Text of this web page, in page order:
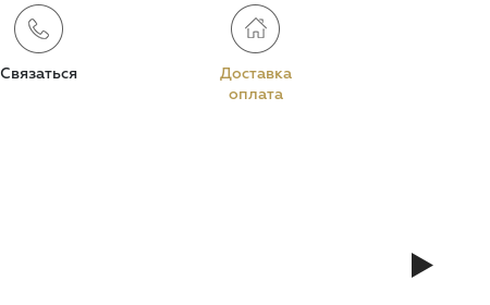
Связаться
Доставка
оплата